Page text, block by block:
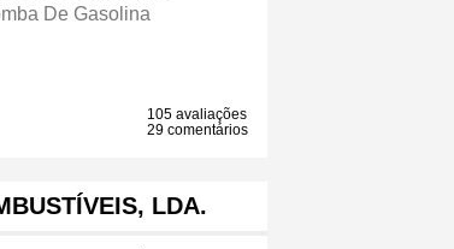
De Gasolina
105 avaliações
29 comentários
LDA.